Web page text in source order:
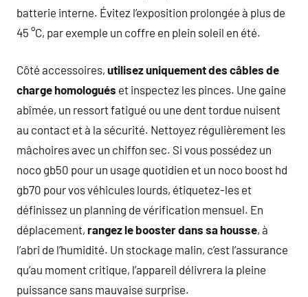
batterie interne. Évitez l’exposition prolongée à plus de
45 °C, par exemple un coffre en plein soleil en été.
Côté accessoires, utilisez uniquement des câbles de
charge homologués et inspectez les pinces. Une gaine
abîmée, un ressort fatigué ou une dent tordue nuisent
au contact et à la sécurité. Nettoyez régulièrement les
mâchoires avec un chiffon sec. Si vous possédez un
noco gb50 pour un usage quotidien et un noco boost hd
gb70 pour vos véhicules lourds, étiquetez-les et
définissez un planning de vérification mensuel. En
déplacement, rangez le booster dans sa housse, à
l’abri de l’humidité. Un stockage malin, c’est l’assurance
qu’au moment critique, l’appareil délivrera la pleine
puissance sans mauvaise surprise.